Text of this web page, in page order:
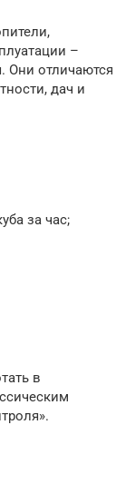
–
Они отличаются
дач и
за час;
в